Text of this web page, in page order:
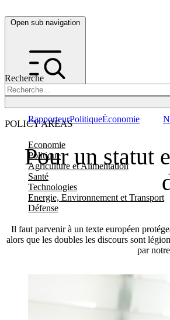
Open sub navigation
Recherche
POLICY AREAS
Economie
Politique
Agriculture et Alimentation
Santé
Technologies
Energie, Environnement et Transport
Défense
RapporteurPolitiqueÉconomie
Pour un statut
Il faut parvenir à un texte européen
alors que les doubles les discours sont
par